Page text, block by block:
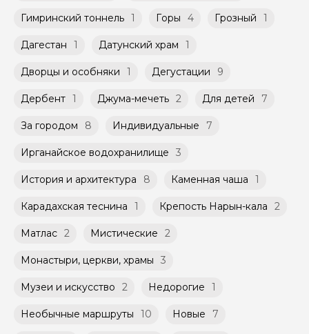
мистическая Каменная чаша
Кофе с видом на Кавказ: бонус, который дороже
при наличии такой возможности,
заключенного между Организатором и
к Оферте Сервиса.
Способы оплаты на сайте: Картой
российского банка можно оплатить любую
Мини-группы проводятся на тех же
условиях, что и групповые, но с количество
участников ограничено (группа может быть
Гимринский тоннель 1 Горы 4 Грозный 1
Дагестан 1 Датунский храм 1
Дворцы и особняки 1 Дегустации 9
Дербент 1 Джума-мечеть 2 Для детей 7
За городом 8 Индивидуальные 7
Ирганайское водохранилище 3
История и архитектура 8 Каменная чаша 1
Карадахская теснина 1 Крепость Нарын-кала 2
Матлас 2 Мистические 2
Монастыри, церкви, храмы 3
Музеи и искусство 2 Недорогие 1
Необычные маршруты 10 Новые 7